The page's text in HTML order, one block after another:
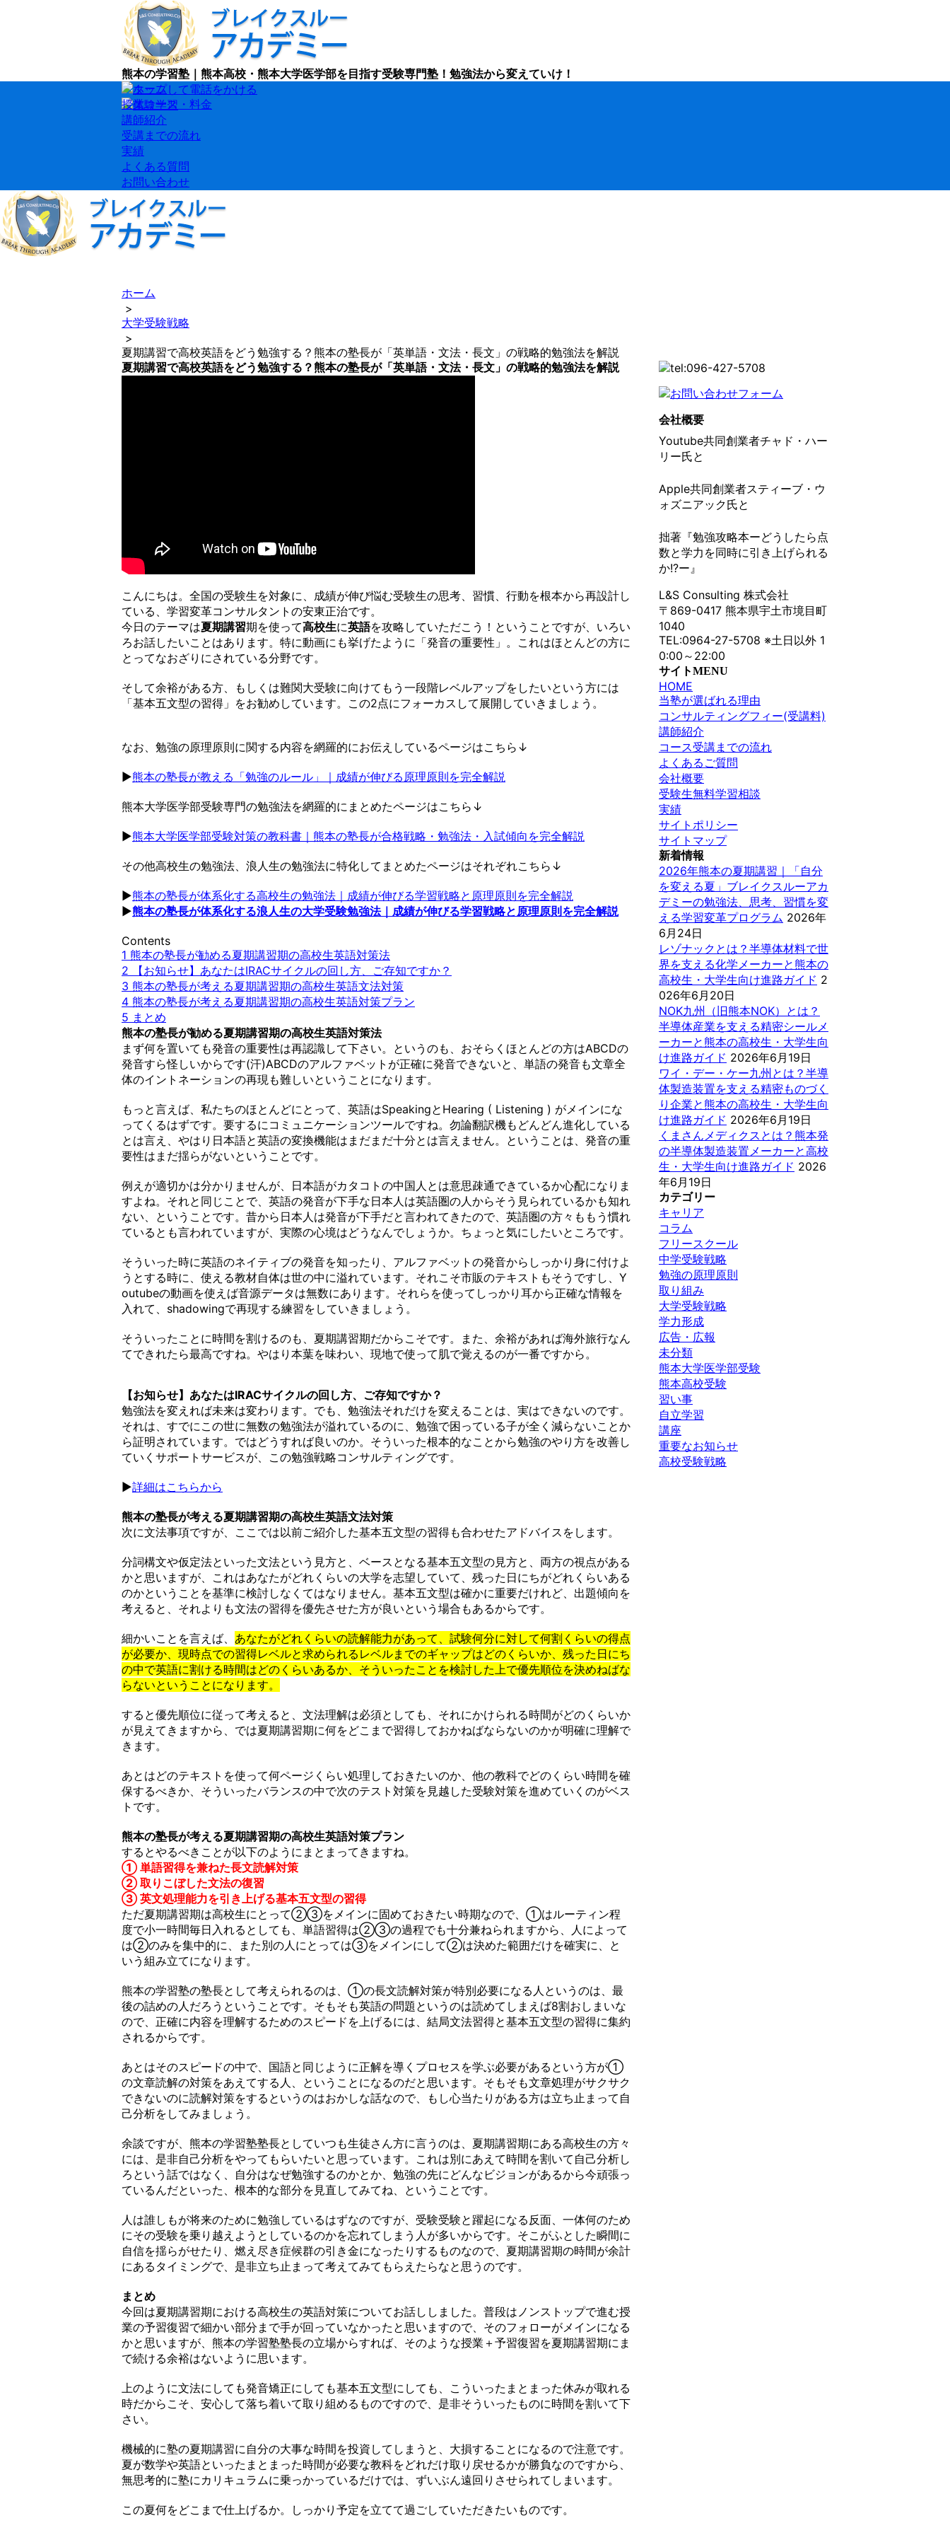
熊本の学習塾｜熊本高校・熊本大学医学部を目指す受験専門塾！勉強法から変えていけ！
授業コース・料金
講師紹介
受講までの流れ
実績
よくある質問
お問い合わせ
ホーム
>
大学受験戦略
>
夏期講習で高校英語をどう勉強する？熊本の塾長が「英単語・文法・長文」の戦略的勉強法を解説
夏期講習で高校英語をどう勉強する？熊本の塾長が「英単語・文法・長文」の戦略的勉強法を解説
こんにちは。全国の受験生を対象に、成績が伸び悩む受験生の思考、習慣、行動を根本から再設計し
ている、学習変革コンサルタントの安東正治です。
今日のテーマは夏期講習期を使って高校生に英語を攻略していただこう！ということですが、いろい
ろお話したいことはあります。特に動画にも挙げたように「発音の重要性」。これはほとんどの方に
とってなおざりにされている分野です。
そして余裕がある方、もしくは難関大受験に向けてもう一段階レベルアップをしたいという方には
「基本五文型の習得」をお勧めしています。この2点にフォーカスして展開していきましょう。
なお、勉強の原理原則に関する内容を網羅的にお伝えしているページはこちら↓
▶︎熊本の塾長が教える「勉強のルール」｜成績が伸びる原理原則を完全解説
熊本大学医学部受験専門の勉強法を網羅的にまとめたページはこちら↓
▶︎熊本大学医学部受験対策の教科書｜熊本の塾長が合格戦略・勉強法・入試傾向を完全解説
その他高校生の勉強法、浪人生の勉強法に特化してまとめたページはそれぞれこちら↓
▶︎熊本の塾長が体系化する高校生の勉強法｜成績が伸びる学習戦略と原理原則を完全解説
▶︎熊本の塾長が体系化する浪人生の大学受験勉強法｜成績が伸びる学習戦略と原理原則を完全解説
Contents
1 熊本の塾長が勧める夏期講習期の高校生英語対策法
2 【お知らせ】あなたはIRACサイクルの回し方、ご存知ですか？
3 熊本の塾長が考える夏期講習期の高校生英語文法対策
4 熊本の塾長が考える夏期講習期の高校生英語対策プラン
5 まとめ
熊本の塾長が勧める夏期講習期の高校生英語対策法
まず何を置いても発音の重要性は再認識して下さい。というのも、おそらくほとんどの方はABCDの
発音すら怪しいからです(汗)ABCDのアルファベットが正確に発音できないと、単語の発音も文章全
体のイントネーションの再現も難しいということになります。
もっと言えば、私たちのほとんどにとって、英語はSpeakingとHearing ( Listening ) がメインにな
ってくるはずです。要するにコミュニケーションツールですね。勿論翻訳機もどんどん進化している
とは言え、やはり日本語と英語の変換機能はまだまだ十分とは言えません。ということは、発音の重
要性はまだ揺らがないということです。
例えが適切かは分かりませんが、日本語がカタコトの中国人とは意思疎通できているか心配になりま
すよね。それと同じことで、英語の発音が下手な日本人は英語圏の人からそう見られているかも知れ
ない、ということです。昔から日本人は発音が下手だと言われてきたので、英語圏の方々ももう慣れ
ているとも言われていますが、実際の心境はどうなんでしょうか。ちょっと気にしたいところです。
そういった時に英語のネイティブの発音を知ったり、アルファベットの発音からしっかり身に付けよ
うとする時に、使える教材自体は世の中に溢れています。それこそ市販のテキストもそうですし、Y
outubeの動画を使えば音源データは無数にあります。それらを使ってしっかり耳から正確な情報を
入れて、shadowingで再現する練習をしていきましょう。
そういったことに時間を割けるのも、夏期講習期だからこそです。また、余裕があれば海外旅行なん
てできれたら最高ですね。やはり本葉を味わい、現地で使って肌で覚えるのが一番ですから。
【お知らせ】あなたはIRACサイクルの回し方、ご存知ですか？
勉強法を変えれば未来は変わります。でも、勉強法それだけを変えることは、実はできないのです。
それは、すでにこの世に無数の勉強法が溢れているのに、勉強で困っている子が全く減らないことか
ら証明されています。ではどうすれば良いのか。そういった根本的なことから勉強のやり方を改善し
ていくサポートサービスが、この勉強戦略コンサルティングです。
▶︎詳細はこちらから
熊本の塾長が考える夏期講習期の高校生英語文法対策
次に文法事項ですが、ここでは以前ご紹介した基本五文型の習得も合わせたアドバイスをします。
分詞構文や仮定法といった文法という見方と、ベースとなる基本五文型の見方と、両方の視点がある
かと思いますが、これはあなたがどれくらいの大学を志望していて、残った日にちがどれくらいある
のかということを基準に検討しなくてはなりません。基本五文型は確かに重要だけれど、出題傾向を
考えると、それよりも文法の習得を優先させた方が良いという場合もあるからです。
細かいことを言えば、 あなたがどれくらいの読解能力があって、試験何分に対して何割くらいの得点
が必要か、現時点での習得レベルと求められるレベルまでのギャップはどのくらいか、残った日にち
の中で英語に割ける時間はどのくらいあるか、そういったことを検討した上で優先順位を決めねばな
らないということになります。
すると優先順位に従って考えると、文法理解は必須としても、それにかけられる時間がどのくらいか
が見えてきますから、では夏期講習期に何をどこまで習得しておかねばならないのかが明確に理解で
きます。
あとはどのテキストを使って何ページくらい処理しておきたいのか、他の教科でどのくらい時間を確
保するべきか、そういったバランスの中で次のテスト対策を見越した受験対策を進めていくのがベス
トです。
熊本の塾長が考える夏期講習期の高校生英語対策プラン
するとやるべきことが以下のようにまとまってきますね。
① 単語習得を兼ねた長文読解対策
② 取りこぼした文法の復習
③ 英文処理能力を引き上げる基本五文型の習得
ただ夏期講習期は高校生にとって②③をメインに固めておきたい時期なので、①はルーティン程
度で小一時間毎日入れるとしても、単語習得は②③の過程でも十分兼ねられますから、人によって
は②のみを集中的に、また別の人にとっては③をメインにして②は決めた範囲だけを確実に、と
いう組み立てになります。
熊本の学習塾の塾長として考えられるのは、①の長文読解対策が特別必要になる人というのは、最
後の詰めの人だろうということです。そもそも英語の問題というのは読めてしまえば8割おしまいな
ので、正確に内容を理解するためのスピードを上げるには、結局文法習得と基本五文型の習得に集約
されるからです。
あとはそのスピードの中で、国語と同じように正解を導くプロセスを学ぶ必要があるという方が①
の文章読解の対策をあえてする人、ということになるのだと思います。そもそも文章処理がサクサク
できないのに読解対策をするというのはおかしな話なので、もし心当たりがある方は立ち止まって自
己分析をしてみましょう。
余談ですが、熊本の学習塾塾長としていつも生徒さん方に言うのは、夏期講習期にある高校生の方々
には、是非自己分析をやってもらいたいと思っています。これは別にあえて時間を割いて自己分析し
ろという話ではなく、自分はなぜ勉強するのかとか、勉強の先にどんなビジョンがあるから今頑張っ
ているんだといった、根本的な部分を見直してみてね、ということです。
人は誰しもが将来のために勉強しているはずなのですが、受験受験と躍起になる反面、一体何のため
にその受験を乗り越えようとしているのかを忘れてしまう人が多いからです。そこがふとした瞬間に
自信を揺らがせたり、燃え尽き症候群の引き金になったりするものなので、夏期講習期の時間が余計
にあるタイミングで、是非立ち止まって考えてみてもらえたらなと思うのです。
まとめ
今回は夏期講習期における高校生の英語対策についてお話ししました。普段はノンストップで進む授
業の予習復習で細かい部分まで手が回っていなかったと思いますので、そのフォローがメインになる
かと思いますが、熊本の学習塾塾長の立場からすれば、そのような授業＋予習復習を夏期講習期にま
で続ける余裕はないように思います。
上のように文法にしても発音矯正にしても基本五文型にしても、こういったまとまった休みが取れる
時だからこそ、安心して落ち着いて取り組めるものですので、是非そういったものに時間を割いて下
さい。
機械的に塾の夏期講習に自分の大事な時間を投資してしまうと、大損することになるので注意です。
夏が数学や英語といったまとまった時間が必要な教科をどれだけ取り戻せるかが勝負なのですから、
無思考的に塾にカリキュラムに乗っかっているだけでは、ずいぶん遠回りさせられてしまいます。
この夏何をどこまで仕上げるか。しっかり予定を立てて過ごしていただきたいものです。
会社概要
Youtube共同創業者チャド・ハー
リー氏と
Apple共同創業者スティーブ・ウ
ォズニアック氏と
拙著『勉強攻略本ーどうしたら点
数と学力を同時に引き上げられる
か!?ー』
L&S Consulting 株式会社
〒869-0417 熊本県宇土市境目町
1040
TEL:0964-27-5708 ※土日以外 1
0:00～22:00
サイトMENU
HOME
当塾が選ばれる理由
コンサルティングフィー(受講料)
講師紹介
コース受講までの流れ
よくあるご質問
会社概要
受験生無料学習相談
実績
サイトポリシー
サイトマップ
新着情報
2026年熊本の夏期講習｜「自分
を変える夏」ブレイクスルーアカ
デミーの勉強法、思考、習慣を変
える学習変革プログラム 2026年
6月24日
レゾナックとは？半導体材料で世
界を支える化学メーカーと熊本の
高校生・大学生向け進路ガイド 2
026年6月20日
NOK九州（旧熊本NOK）とは？
半導体産業を支える精密シールメ
ーカーと熊本の高校生・大学生向
け進路ガイド 2026年6月19日
ワイ・デー・ケー九州とは？半導
体製造装置を支える精密ものづく
り企業と熊本の高校生・大学生向
け進路ガイド 2026年6月19日
くまさんメディクスとは？熊本発
の半導体製造装置メーカーと高校
生・大学生向け進路ガイド 2026
年6月19日
カテゴリー
キャリア
コラム
フリースクール
中学受験戦略
勉強の原理原則
取り組み
大学受験戦略
学力形成
広告・広報
未分類
熊本大学医学部受験
熊本高校受験
習い事
自立学習
講座
重要なお知らせ
高校受験戦略